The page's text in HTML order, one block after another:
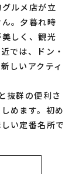
ルメ店が立
。夕暮れ時
しく、観光
では、ドン・
しいアクティ
抜群の便利さ
めます。初め
い定番名所で